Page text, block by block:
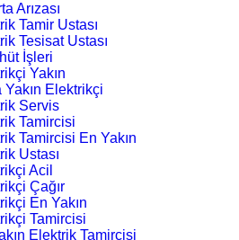
Arızası
Tamir Ustası
Tesisat Ustası
İşleri
Yakın
Yakın Elektrikçi
Servis
Tamircisi
Tamircisi En Yakın
Ustası
Acil
Çağır
En Yakın
Tamircisi
Elektrik Tamircisi